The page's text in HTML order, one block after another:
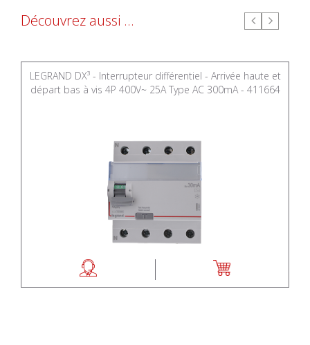
Découvrez aussi ...
LEGRAND DX³ - Interrupteur différentiel - Arrivée haute et
départ bas à vis 4P 400V~ 25A Type AC 300mA - 411664